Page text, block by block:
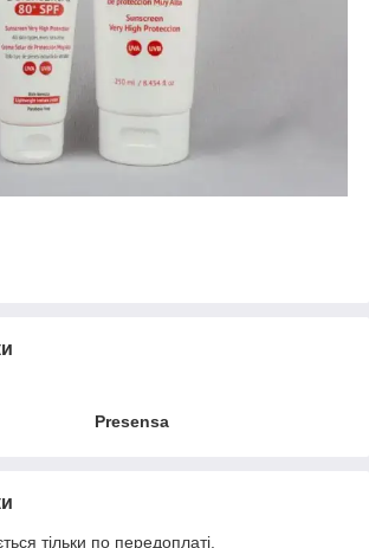
Presensa
тільки по передоплаті.